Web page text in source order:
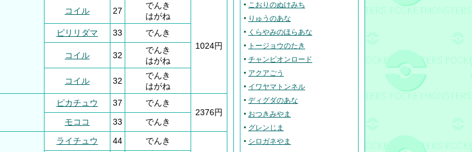
コイル 27
でんき
はがね
1024円
ビリリダマ 33 でんき
コイル 32
でんき
はがね
コイル 32
でんき
はがね
ピカチュウ 37
でんき
2376円
モココ
33 でんき
ライチュウ 44 でんき
こおりのぬけみち
りゅうのあな
くらやみのほらあな
トージョウのたき
チャンピオンロード
アクアごう
イワヤマトンネル
ディグダのあな
おつきみやま
グレンじま
シロガネやま